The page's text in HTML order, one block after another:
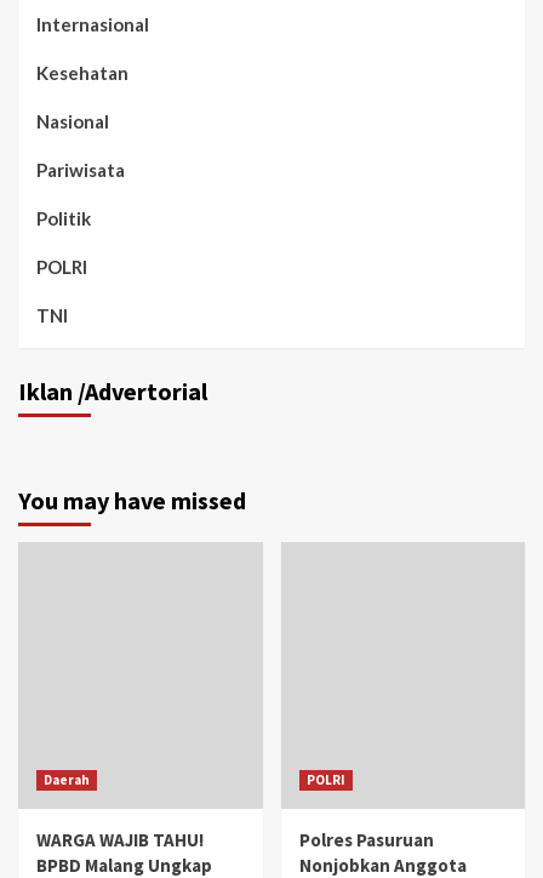
Internasional
Kesehatan
Nasional
Pariwisata
Politik
POLRI
TNI
Iklan /Advertorial
You may have missed
Daerah
WARGA WAJIB TAHU!
BPBD Malang Ungkap
POLRI
Polres Pasuruan
Nonjobkan Anggota